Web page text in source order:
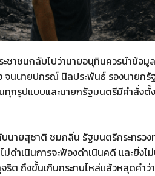
ะชาชนกลับไปว่านายอนุทินควรนำข้อ
จนนายปกรณ์ นิลประพันธ์ รองนายก
กรูปแบบและนายกรัฐมนตรีมีคำสั่งตั้
บนายสุชาติ ชมกลิ่น รัฐมนตรีกระทรว
ดำเนินการจะฟ้องดำเนินคดี และยิ่ง
ริต ถึงขั้นเกินกระทบไหล่แล้วหลุดคำ